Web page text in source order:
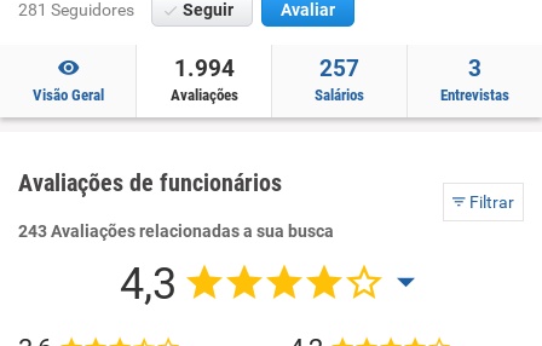
281 Seguidores Seguir Avaliar
Visão Geral
1.994
Avaliações
257
Salários
3
Entrevistas
Avaliações de funcionários
Filtrar
243 Avaliações relacionadas a sua busca
4,3